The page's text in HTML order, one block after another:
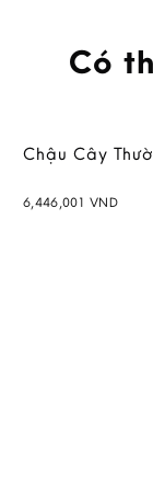
Có
Chậu Cây
6,446,001 VND